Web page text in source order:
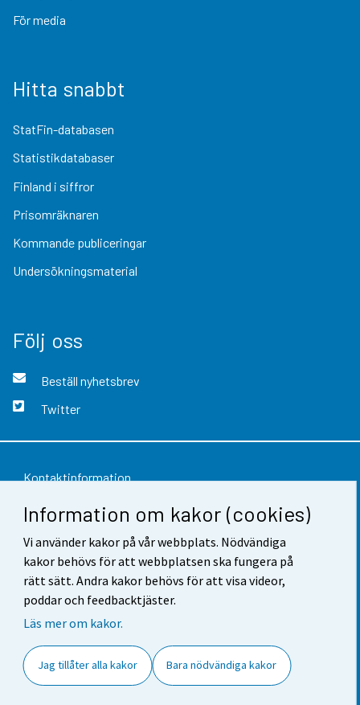
Information om kakor (cookies)
Vi använder kakor på vår webbplats. Nödvändiga
kakor behövs för att webbplatsen ska fungera på
rätt sätt. Andra kakor behövs för att visa videor,
poddar och feedbacktjäster.
Läs mer om kakor.
Jag tillåter alla kakor Bara nödvändiga kakor
För media
Hitta snabbt
StatFin-databasen
Statistikdatabaser
Finland i siffror
Prisomräknaren
Kommande publiceringar
Undersökningsmaterial
Följ oss
Beställ nyhetsbrev
Twitter
Kontaktinformation
Respons
Användarvillkor
Dataskydd
Tillgänglighet
Cookie-inställningar